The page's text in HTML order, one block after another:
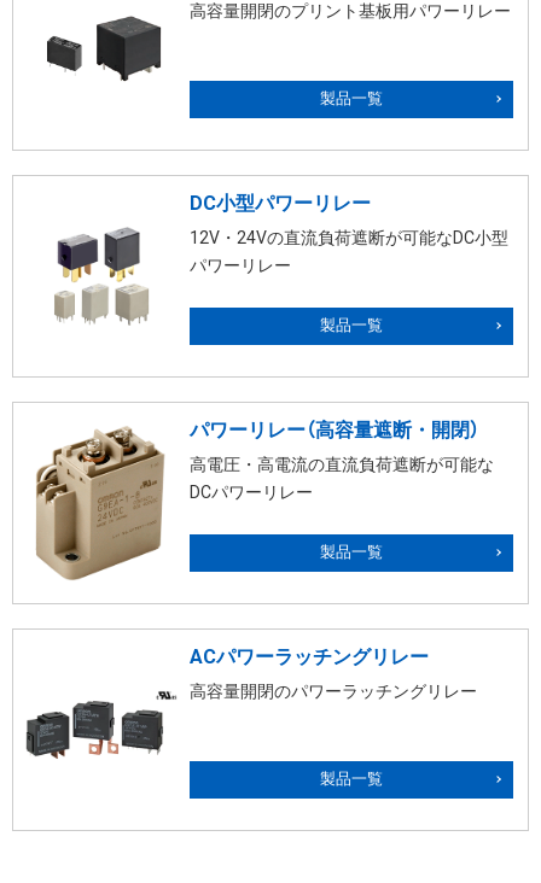
高容量開閉のプリント基板用パワーリレー
製品一覧
DC小型パワーリレー
12V・24Vの直流負荷遮断が可能なDC小型
パワーリレー
製品一覧
パワーリレー（高容量遮断・開閉）
高電圧・高電流の直流負荷遮断が可能な
DCパワーリレー
製品一覧
ACパワーラッチングリレー
高容量開閉のパワーラッチングリレー
製品一覧